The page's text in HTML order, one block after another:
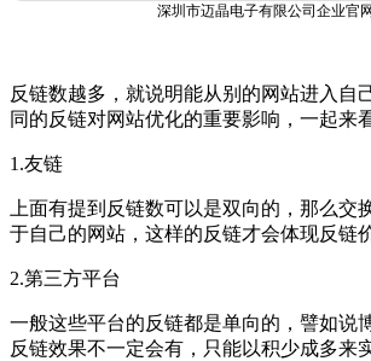
深圳市迈晶电子有限公司企业官
反链数越多，就说明能从别的网站进入自
同的反链对网站优化的重要影响，一起来
1.友链
上面有提到反链数可以是双向的，那么
于自己的网站，这样的反链才会体现反链
2.第三方平台
一般这些平台的反链都是单向的，譬如说
反链效果不一定会有，只能以积少成多来